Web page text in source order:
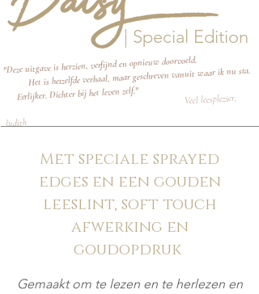
| Special Edition
"Deze uitgave is herzien, verfijnd en opnieuw doorvoeld.
Het is hetzelfde verhaal, maar geschreven vanuit waar ik nu sta.
Eerlijker. Dichter bij het leven zelf."
Veel leesplezier,
Judith
Met speciale sprayed
edges en een gouden
leeslint, soft touch
afwerking en
goudopdruk
Gemaakt om te lezen en te herlezen en